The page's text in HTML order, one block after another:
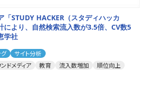
「STUDY HACKER（スタディハッカ
により、自然検索流入数が3.5倍、CV数5
学社
サイト分析
ドメディア 教育 流入数増加
順位向上